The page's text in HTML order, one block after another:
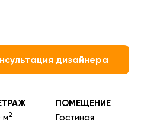
дизайнера
м2
ПОМЕЩЕНИЕ
Гостиная